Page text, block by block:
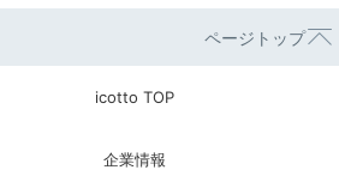
ページトップ
icotto TOP
企業情報